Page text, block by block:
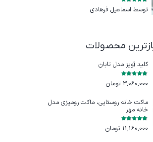
امتیاز
توسط اسماعیل فرهادی
محصولات
کلید آویز مدل تابان
3,060,000 تومان
ماکت خانه روستایی، ماکت رومیزی مدل
خانه مهر
11,160,000 تومان